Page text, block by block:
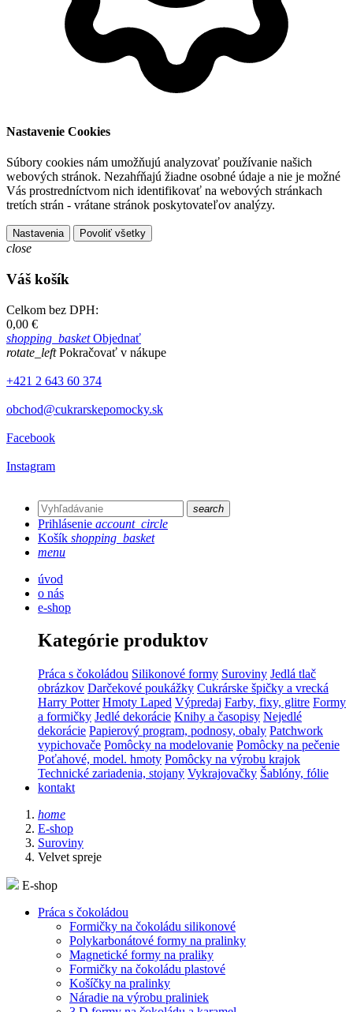
Nastavenie Cookies
Súbory cookies nám umožňujú analyzovať používanie našich
webových stránok. Nezahŕňajú žiadne osobné údaje a nie je možné
Vás prostredníctvom nich identifikovať na webových stránkach
tretích strán - vrátane stránok poskytovateľov analýzy.
Nastavenia Povoliť všetky
close
Váš košík
Celkom bez DPH:
0,00 €
shopping_basketObjednať
rotate_leftPokračovať v nákupe
+421 2 643 60 374
obchod@cukrarskepomocky.sk
Facebook
Instagram
search
Prihlásenie account_circle
Košík shopping_basket
menu
úvod
o nás
e-shop
Kategórie produktov
Práca s čokoládou Silikonové formy Suroviny Jedlá tlač
obrázkov Darčekové poukážky Cukrárske špičky a vrecká
Harry Potter Hmoty Laped Výpredaj Farby, fixy, glitre Formy
a formičky Jedlé dekorácie Knihy a časopisy Nejedlé
dekorácie Papierový program, podnosy, obaly Patchwork
vypichovače Pomôcky na modelovanie Pomôcky na pečenie
Poťahové, model. hmoty Pomôcky na výrobu krajok
Technické zariadenia, stojany Vykrajovačky Šablóny, fólie
kontakt
home
E-shop
Suroviny
Velvet spreje
E-shop
Práca s čokoládou
Formičky na čokoládu silikonové
Polykarbonátové formy na pralinky
Magnetické formy na praliky
Formičky na čokoládu plastové
Košíčky na pralinky
Náradie na výrobu praliniek